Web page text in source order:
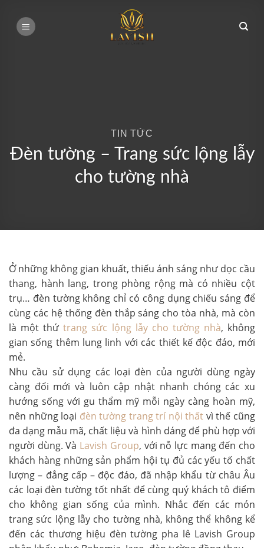
TIN TỨC
Đèn tường – Trang sức lộng lẫy
cho tường nhà
Ở những không gian khuất, thiếu ánh sáng như dọc cầu
thang, hành lang, trong phòng rộng mà có nhiều cột
trụ… đèn tường không chỉ có công dụng chiếu sáng để
cùng các hệ thống đèn thắp sáng cho tòa nhà, mà còn
là một thứtrang sức lộng lẫy cho tường nhà, không
gian sống thêm lung linh với các thiết kế độc đáo, mới
mẻ.
Nhu cầu sử dụng các loại đèn của người dùng ngày
càng đổi mới và luôn cập nhật nhanh chóng các xu
hướng sống với gu thẩm mỹ mỗi ngày càng hoàn mỹ,
nên những loại đèn tường trang trí nội thất vì thế cũng
đa dạng mẫu mã, chất liệu và hình dáng để phù hợp với
người dùng. Và Lavish Group, với nỗ lực mang đến cho
khách hàng những sản phẩm hội tụ đủ các yếu tố chất
lượng – đẳng cấp – độc đáo, đã nhập khẩu từ châu Âu
các loại đèn tường tốt nhất để cùng quý khách tô điểm
cho không gian sống của mình. Nhắc đến các món
trang sức lộng lẫy cho tường nhà, không thể không kể
đến các thương hiệu đèn tường pha lê Lavish Group